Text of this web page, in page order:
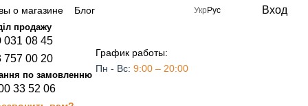
о магазине
Блог
Укр Рус Вход
031 08 45
757 00 20
33 52 06
График работы:
Пн - Вс: 9:00 – 20:00